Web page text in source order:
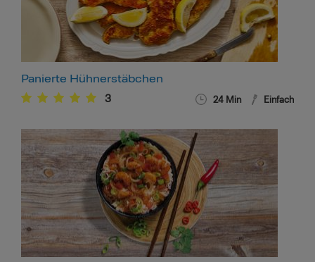
Panierte Hühnerstäbchen
3 24 Min Einfach